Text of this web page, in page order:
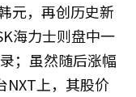
元，再创历史新
海力士则盘中一
；虽然随后涨幅
NXT上，其股价